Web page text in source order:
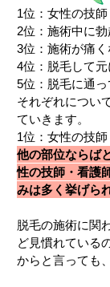
1位：女性の技
2位：施術中に
3位：施術が痛
4位：脱毛して
5位：脱毛に通
それぞれについ
ていきます。
1位：女性の技
他の部位ならば
性の技師・看護
みは多く挙げら
脱毛の施術に関
ど見慣れている
からと言っても